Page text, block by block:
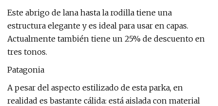
Este abrigo de lana hasta la rodilla tiene una
estructura elegante y es ideal para usar en capas.
Actualmente también tiene un 25% de descuento en
tres tonos.
Patagonia
A pesar del aspecto estilizado de esta parka, en
realidad es bastante cálida: está aislada con material